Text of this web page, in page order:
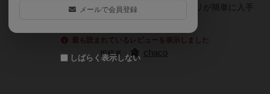
します。アメリカ発祥の言葉遊びで、携帯のアプリが簡単に入手
最も読まれているレビューを表示しました
投稿者：
chaco
メールで会員登録
しばらく表示しない